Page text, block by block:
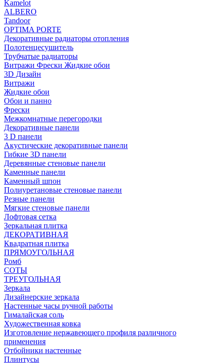
Kamelot
ALBERO
Tandoor
OPTIMA PORTE
Декоративные радиаторы отопления
Полотенцесушитель
Трубчатые радиаторы
Витражи Фрески Жидкие обои
3D Дизайн
Витражи
Жидкие обои
Обои и панно
Фрески
Межкомнатные перегородки
Декоративные панели
3 D панели
Акустические декоративные панели
Гибкие 3D панели
Деревянные стеновые панели
Каменные панели
Каменный шпон
Полиуретановые стеновые панели
Резные панели
Мягкие стеновые панели
Лофтовая сетка
Зеркальная плитка
ДЕКОРАТИВНАЯ
Квадратная плитка
ПРЯМОУГОЛЬНАЯ
Ромб
СОТЫ
ТРЕУГОЛЬНАЯ
Зеркала
Дизайнерские зеркала
Настенные часы ручной работы
Гималайская соль
Художественная ковка
Изготовление нержавеющего профиля различного
применения
Отбойники настенные
Плинтусы